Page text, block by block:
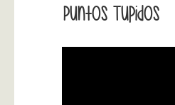
Puntos Tupidos